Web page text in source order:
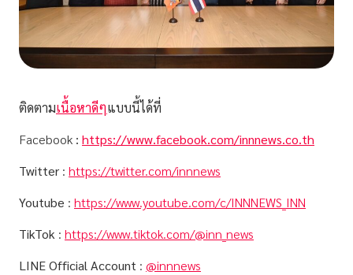
ติดตามเนื้อหาดีๆแบบนี้ได้ที่
Facebook : https://www.facebook.com/innnews.co.th
Twitter : https://twitter.com/innnews
Youtube : https://www.youtube.com/c/INNNEWS_INN
TikTok : https://www.tiktok.com/@inn_news
LINE Official Account : @innnews